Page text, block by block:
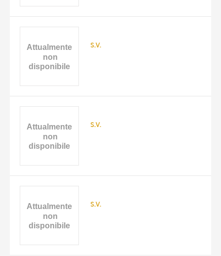
s.v.
s.v.
s.v.